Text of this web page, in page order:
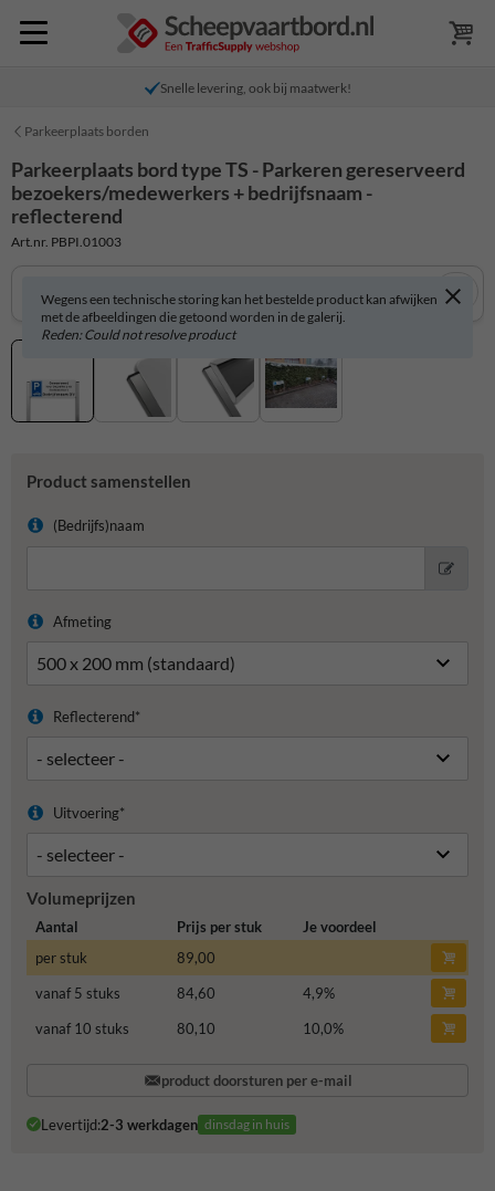
Snelle levering, ook bij maatwerk!
Parkeerplaats borden
Parkeerplaats bord type TS - Parkeren gereserveerd
bezoekers/medewerkers + bedrijfsnaam -
reflecterend
Art.nr. PBPI.01003
Wegens een technische storing kan het bestelde product kan afwijken
met de afbeeldingen die getoond worden in de galerij.
Reden: Could not resolve product
Product samenstellen
(Bedrijfs)naam
Afmeting
Reflecterend*
Uitvoering*
Volumeprijzen
Aantal Prijs per stuk
Je voordeel
per stuk
89,00
vanaf 5 stuks
84,60 4,9%
vanaf 10 stuks
80,10 10,0%
product doorsturen per e-mail
Levertijd:2-3 werkdagen dinsdag in huis